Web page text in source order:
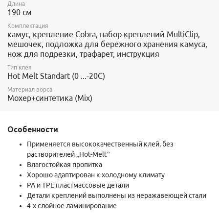
Длина
190 см
Комплектация
камус, крепление Cobra, набор креплений MultiClip,
мешочек, подложка для бережного хранения камуса,
нож для подрезки, трафарет, инструкция
Тип клея
Hot Melt Standart (0 ...-20C)
Материал ворса
Мохер+синтетика (Mix)
Особенности
Применяется высококачественный клей, без
растворителей „Hot-Melt“
Влагостойкая пропитка
Хорошо адаптирован к холодному климату
PA и TPE пластмассовые детали
Детали креплений выполнены из неражавеющей стали
4-х слойное ламинирование